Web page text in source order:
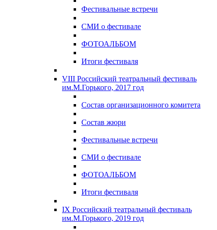
Фестивальные встречи
СМИ о фестивале
ФОТОАЛЬБОМ
Итоги фестиваля
VIII Российский театральный фестиваль
им.М.Горького, 2017 год
Состав организационного комитета
Состав жюри
Фестивальные встречи
СМИ о фестивале
ФОТОАЛЬБОМ
Итоги фестиваля
IX Российский театральный фестиваль
им.М.Горького, 2019 год